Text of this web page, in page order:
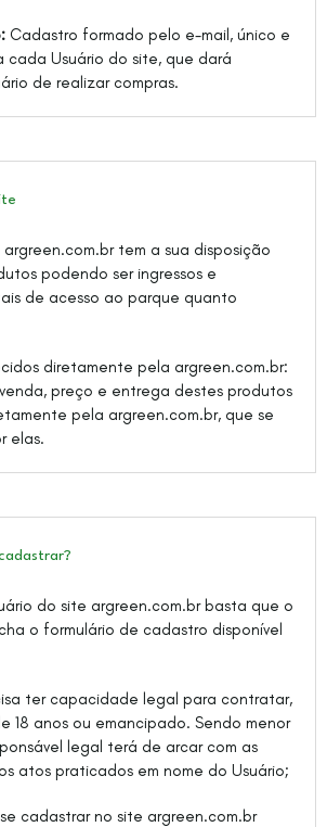
Cadastro formado pelo e-mail, único e
cada Usuário do site, que dará
de realizar compras.
tem a sua disposição
podendo ser ingressos e
de acesso ao parque quanto
diretamente pela argreen.com.br:
preço e entrega destes produtos
pela argreen.com.br, que se
elas.
do site argreen.com.br basta que o
o formulário de cadastro disponível
ter capacidade legal para contratar,
18 anos ou emancipado. Sendo menor
legal terá de arcar com as
atos praticados em nome do Usuário;
cadastrar no site argreen.com.br